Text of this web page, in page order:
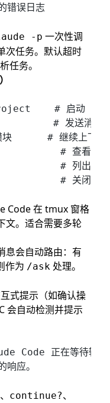
误日志
-p 一次性调
次任务。默认超时
任务。
）
# 启动 tmux
# 发送消息到
块      # 继续上下文
# 查看当前
# 列出所有活
# 关闭会话
Code 在 tmux 窗格
文。适合需要多轮
息会自动路由：有
作为 /ask 处理。
式提示（如确认操
会自动检测并提示
Code 正在等待输入
应。
、 continue?、